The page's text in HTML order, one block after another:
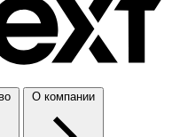
О компании